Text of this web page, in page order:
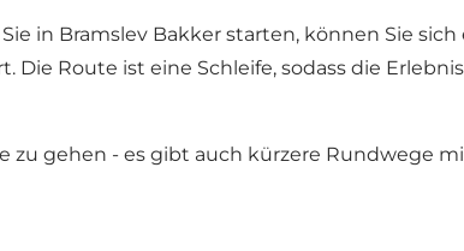
in Bramslev Bakker starten, können Sie
Route ist eine Schleife, sodass die
gehen - es gibt auch kürzere Rundwege